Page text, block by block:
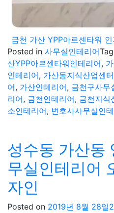
Posted in 사무실인테리어
산YPP아르센타워인테리어,
인테리어, 가산동지식산업센
어, 가산인테리어, 금천구사무
리어, 금천인테리어, 금천지식
소인테리어, 변호사사무실인
성수동 가산동
무실인테리어
자인
Posted on 2019년 8월 28일